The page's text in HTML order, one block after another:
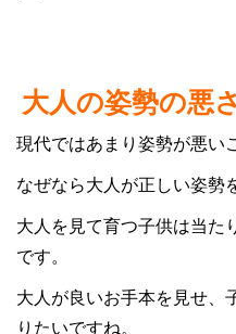
大人の姿勢の悪さ
現代ではあまり姿勢が悪い
なぜなら大人が正しい姿勢
大人を見て育つ子供は当た
です。
大人が良いお手本を見せ、
りたいですね。